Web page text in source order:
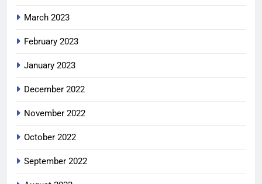
March 2023
February 2023
January 2023
December 2022
November 2022
October 2022
September 2022